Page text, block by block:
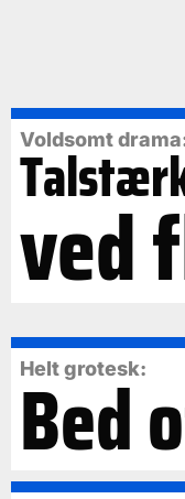
Voldsomt
ved
Helt grotesk:
Bed